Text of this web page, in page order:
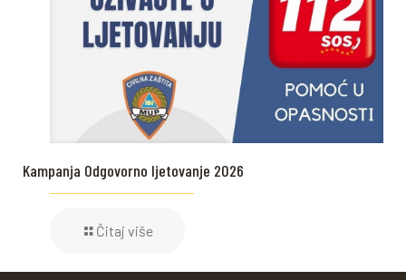
Kampanja Odgovorno ljetovanje 2026
Čitaj više